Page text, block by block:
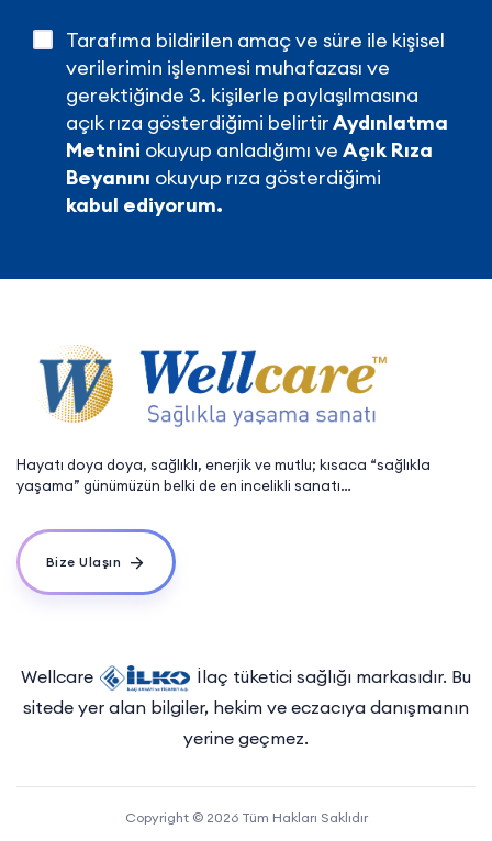
Tarafıma bildirilen amaç ve süre ile kişisel
verilerimin işlenmesi muhafazası ve
gerektiğinde 3. kişilerle paylaşılmasına
açık rıza gösterdiğimi belirtirAydınlatma
Metnini okuyup anladığımı ve Açık Rıza
Beyanını okuyup rıza gösterdiğimi
kabul ediyorum.
Hayatı doya doya, sağlıklı, enerjik ve mutlu; kısaca “sağlıkla
yaşama” günümüzün belki de en incelikli sanatı…
Bize Ulaşın
Wellcare
İlaç tüketici sağlığı markasıdır. Bu
sitede yer alan bilgiler, hekim ve eczacıya danışmanın
yerine geçmez.
Copyright © 2026 Tüm Hakları Saklıdır